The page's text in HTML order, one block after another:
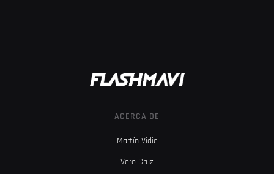
ACERCA DE
Martín Vidic
Vero Cruz